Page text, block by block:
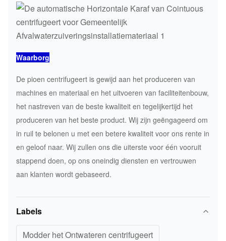
Waarborg
De pioen centrifugeert is gewijd aan het produceren van
machines en materiaal en het uitvoeren van faciliteitenbouw,
het nastreven van de beste kwaliteit en tegelijkertijd het
produceren van het beste product. Wij zijn geëngageerd om
in ruil te belonen u met een betere kwaliteit voor ons rente in
en geloof naar. Wij zullen ons die uiterste voor één vooruit
stappend doen, op ons oneindig diensten en vertrouwen
aan klanten wordt gebaseerd.
Labels
Modder het Ontwateren centrifugeert